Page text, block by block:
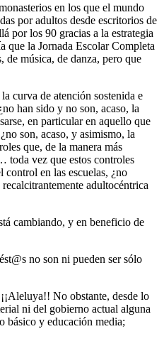
en los que el mundo
por adultos desde escritorios de
por los 90 gracias a la estrategia
que la Jornada Escolar Completa
de música, de danza, pero que
curva de atención sostenida e
han sido y no son, acaso, la
en particular en aquello que
son, acaso, y asimismo, la
que, de la manera más
toda vez que estos controles
en las escuelas, ¿no
adultocéntrica
cambiando, y en beneficio de
no son ni pueden ser sólo
No obstante, desde lo
ni del gobierno actual alguna
básico y educación media;